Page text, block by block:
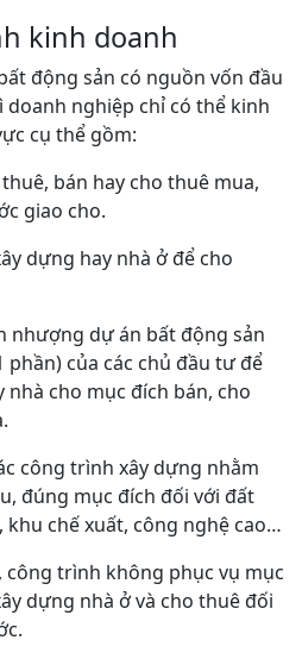
kinh doanh
động sản có nguồn vốn đầu
nghiệp chỉ có thể kinh
cụ thể gồm:
bán hay cho thuê mua,
giao cho.
dựng hay nhà ở để cho
nhượng dự án bất động sản
phần) của các chủ đầu tư để
cho mục đích bán, cho
công trình xây dựng nhằm
đúng mục đích đối với đất
chế xuất, công nghệ cao…
trình không phục vụ mục
dựng nhà ở và cho thuê đối